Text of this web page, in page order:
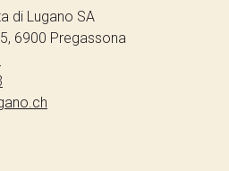
di Lugano SA
6900 Pregassona